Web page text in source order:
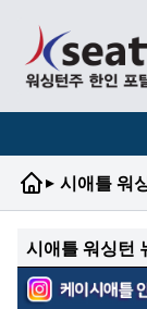
▸ 시애틀 워
시애틀 워싱턴